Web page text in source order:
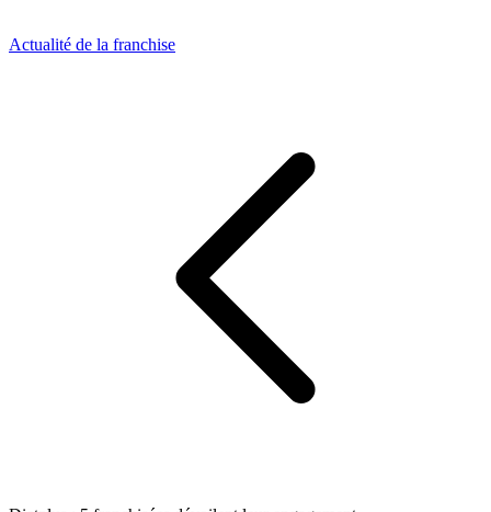
Actualité de la franchise